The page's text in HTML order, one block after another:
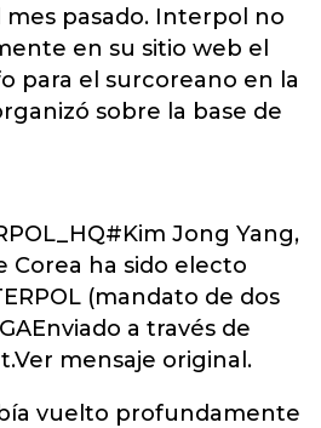
pasado. Interpol no
en su sitio web el
para el surcoreano en la
sobre la base de
Jong Yang,
Corea ha sido electo
(mandato de dos
a través de
mensaje original.
vuelto profundamente